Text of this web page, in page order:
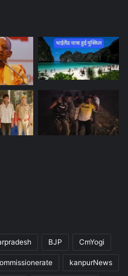
BJP CmYogi
kanpurNews